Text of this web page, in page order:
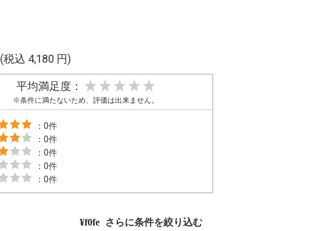
(税込 4,180 円)
平均満足度：
※条件に満たないため、評価は出来ません。
：0件
：0件
：0件
：0件
：0件
さらに条件を絞り込む